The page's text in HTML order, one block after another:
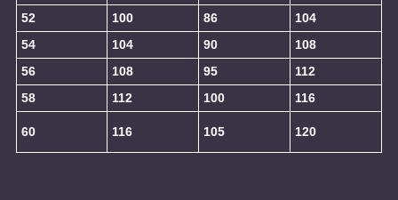
52
100 86
104
54
104 90
108
56
108 95
112
58
112 100 116
60 116 105 120